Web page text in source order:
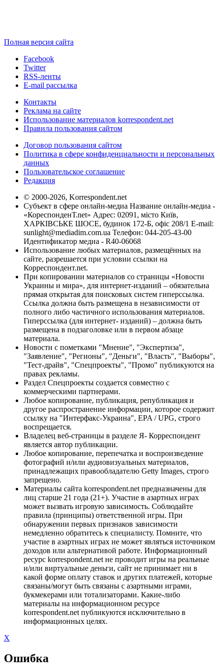
Полная версия сайта
Facebook
Twitter
RSS-ленты
E-mail рассылка
Контакты
Реклама на сайте
Использование материалов korrespondent.net
Правила пользования сайтом
Договор пользования сайтом
Политика в сфере конфиденциальности и персональных
данных
Пользовательское соглашение
Редакция
© 2000-2026, Korrespondent.net
Субъект в сфере онлайн-медиа Название онлайн-медиа -
«КореспонденТ.net» Адрес: 02091, місто Київ,
ХАРКІВСЬКЕ ШОСЕ, будинок 172-Б, офіс 208/1 E-mail:
sunlight@mediadim.com.ua Телефон: 044-205-43-00
Идентификатор медиа - R40-06068
Использование любых материалов, размещённых на
сайте, разрешается при условии ссылки на
Корреспондент.net.
При копировании материалов со страницы «Новости
Украины и мира», для интернет-изданий – обязательна
прямая открытая для поисковых систем гиперссылка.
Ссылка должна быть размещена в независимости от
полного либо частичного использования материалов.
Гиперссылка (для интернет- изданий) – должна быть
размещена в подзаголовке или в первом абзаце
материала.
Новости с пометками "Мнение", "Экспертиза",
"Заявление", "Регионы", "Деньги", "Власть", "Выборы",
"Тест-драйв", "Спецпроекты", "Промо" публикуются на
правах рекламы.
Раздел Спецпроекты создается совместно с
коммерческими партнерами.
Любое копирование, публикация, републикация и
другое распространение информации, которое содержит
ссылку на "Интерфакс-Украина", EPA / UPG, строго
воспрещается.
Владелец веб-страницы в разделе Я- Корреспондент
является автор публикации.
Любое копирование, перепечатка и воспроизведение
фотографий и/или аудиовизуальных материалов,
принадлежащих правообладателю Getty Images, строго
запрещено.
Материалы сайта korrespondent.net предназначены для
лиц старше 21 года (21+). Участие в азартных играх
может вызвать игровую зависимость. Соблюдайте
правила (принципы) ответственной игры. При
обнаружении первых признаков зависимости
немедленно обратитесь к специалисту. Помните, что
участие в азартных играх не может являться источником
доходов или альтернативой работе. Информационный
ресурс korrespondent.net не проводит игры на реальные
и/или виртуальные деньги, сайт не принимает ни в
какой форме оплату ставок и других платежей, которые
связаны/могут быть связаны с азартными играми,
букмекерами или тотализаторами. Какие-либо
материалы на информационном ресурсе
korrespondent.net публикуются исключительно в
информационных целях.
X
Ошибка